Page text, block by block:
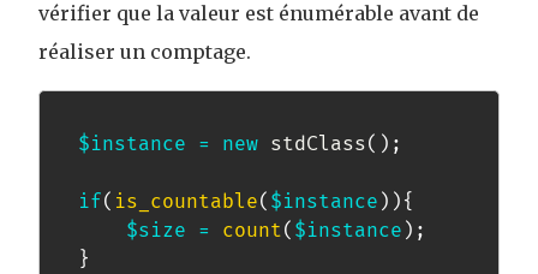
vérifier que la valeur est énumérable avant de
réaliser un comptage.
$instance = new stdClass( ) ;
if( is_countable( $instance ) ) {
$size = count( $instance ) ;
}